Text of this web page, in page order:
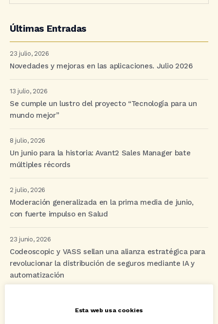
Últimas Entradas
23 julio, 2026
Novedades y mejoras en las aplicaciones. Julio 2026
13 julio, 2026
Se cumple un lustro del proyecto “Tecnología para un
mundo mejor”
8 julio, 2026
Un junio para la historia: Avant2 Sales Manager bate
múltiples récords
2 julio, 2026
Moderación generalizada en la prima media de junio,
con fuerte impulso en Salud
23 junio, 2026
Codeoscopic y VASS sellan una alianza estratégica para
revolucionar la distribución de seguros mediante IA y
automatización
Esta web usa cookies